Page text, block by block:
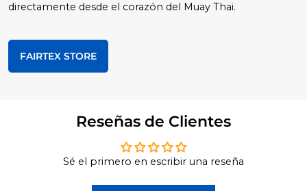
directamente desde el corazón del Muay Thai.
FAIRTEX STORE
Reseñas de Clientes
Sé el primero en escribir una reseña